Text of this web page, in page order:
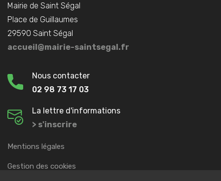
Mairie de Saint Ségal
Place de Guillaumes
29590 Saint Ségal
accueil@mairie-saintsegal.fr
Nous contacter
02 98 73 17 03
La lettre d'informations
> s'inscrire
Mentions légales
Gestion des cookies